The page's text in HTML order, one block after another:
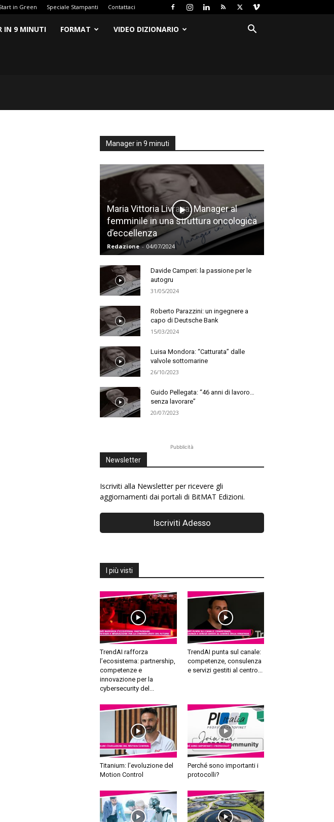
in Green Speciale Stampanti Contattaci
IN 9 MINUTI FORMAT VIDEO DIZIONARIO
Manager in 9 minuti
Maria Vittoria Livraga: Manager al
femminile in una struttura oncologica
d’eccellenza
Redazione - 04/07/2024
Davide Camperi: la passione per le
autogru
31/05/2024
Roberto Parazzini: un ingegnere a
capo di Deutsche Bank
15/03/2024
Luisa Mondora: “Catturata” dalle
valvole sottomarine
26/10/2023
Guido Pellegata: “46 anni di lavoro…
senza lavorare”
20/07/2023
Pubblicità
Newsletter
Iscriviti alla Newsletter per ricevere gli
aggiornamenti dai portali di BitMAT Edizioni.
I più visti
TrendAI rafforza
l’ecosistema: partnership,
competenze e
innovazione per la
cybersecurity del...
TrendAI punta sul canale:
competenze, consulenza
e servizi gestiti al centro...
Titanium: l’evoluzione del
Motion Control
Perché sono importanti i
protocolli?